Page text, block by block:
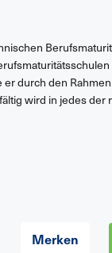
durch den
wird in jedes der
zusammengestellt.
zielgerichtet auf
Eintrittsniveau
Merken